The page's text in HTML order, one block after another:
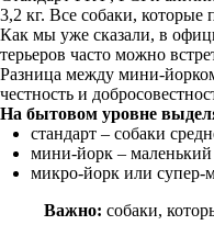
3,2 кг. Все собаки, которые
Как мы уже сказали, в
терьеров часто можно
Разница между мини-
честность и
На бытовом уровне
стандарт – собаки
мини-йорк –
микро-йорк или супер-
Важно: собаки,